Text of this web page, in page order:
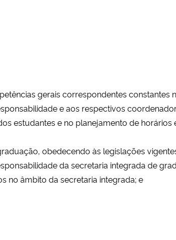
gerais correspondentes constantes
e aos respectivos
estudantes e no planejamento de horários
obedecendo às legislações
da secretaria integrada de
no âmbito da secretaria integrada; e